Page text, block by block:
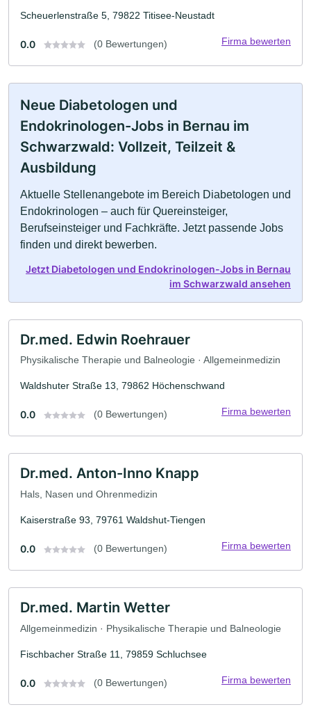
Scheuerlenstraße 5, 79822 Titisee-Neustadt
0.0 (0 Bewertungen) Firma bewerten
Neue Diabetologen und
Endokrinologen-Jobs in Bernau im
Schwarzwald: Vollzeit, Teilzeit &
Ausbildung
Aktuelle Stellenangebote im Bereich Diabetologen und
Endokrinologen – auch für Quereinsteiger,
Berufseinsteiger und Fachkräfte. Jetzt passende Jobs
finden und direkt bewerben.
Jetzt Diabetologen und Endokrinologen-Jobs in Bernau
im Schwarzwald ansehen
Dr.med. Edwin Roehrauer
Physikalische Therapie und Balneologie · Allgemeinmedizin
Waldshuter Straße 13, 79862 Höchenschwand
0.0 (0 Bewertungen) Firma bewerten
Dr.med. Anton-Inno Knapp
Hals, Nasen und Ohrenmedizin
Kaiserstraße 93, 79761 Waldshut-Tiengen
0.0 (0 Bewertungen) Firma bewerten
Dr.med. Martin Wetter
Allgemeinmedizin · Physikalische Therapie und Balneologie
Fischbacher Straße 11, 79859 Schluchsee
0.0 (0 Bewertungen) Firma bewerten